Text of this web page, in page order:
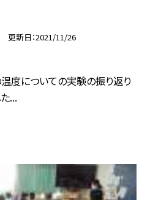
更新日 2021/11/26
度についての実験の振り返り
...